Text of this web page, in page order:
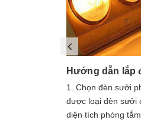
Hướng dẫn lắp
1. Chọn đèn sưởi
được loại đèn sưởi
diện tích phòng